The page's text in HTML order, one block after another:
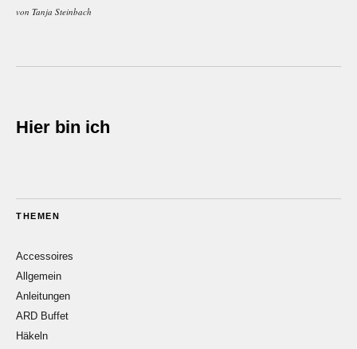
von Tanja Steinbach
Hier bin ich
THEMEN
Accessoires
Allgemein
Anleitungen
ARD Buffet
Häkeln